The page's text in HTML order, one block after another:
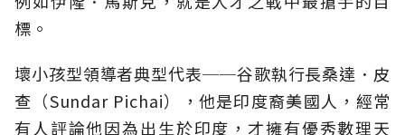
標。
壞小孩型領導者典型代表──谷歌執行長桑達．皮
查（Sundar Pichai），他是印度裔美國人，經常
有人評論他因為出生於印度，才擁有優秀數理天